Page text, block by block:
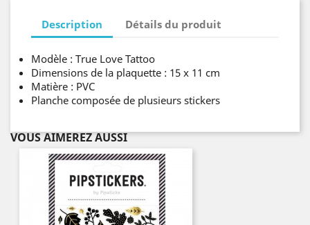
Description Détails du produit
Modèle : True Love Tattoo
Dimensions de la plaquette : 15 x 11 cm
Matière : PVC
Planche composée de plusieurs stickers
VOUS AIMEREZ AUSSI